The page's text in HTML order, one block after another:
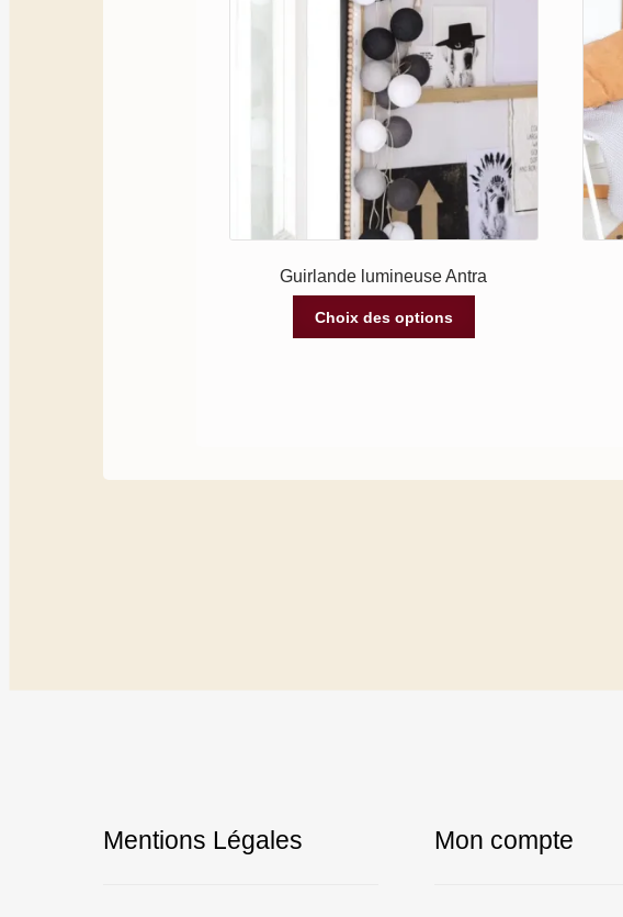
Guirlande lumineuse Antra
Choix des options
Mentions Légales Mon compte